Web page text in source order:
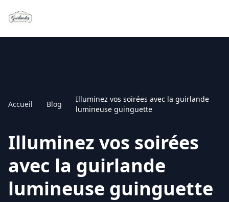
Accueil Blog
Illuminez vos soirées avec la guirlande
lumineuse guinguette
Illuminez vos soirées
avec la guirlande
lumineuse guinguette